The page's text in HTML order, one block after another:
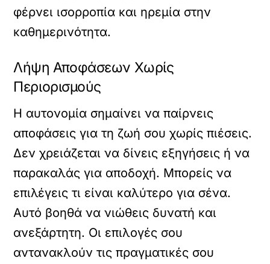
φέρνει ισορροπία και ηρεμία στην
καθημερινότητα.
Λήψη Αποφάσεων Χωρίς
Περιορισμούς
Η αυτονομία σημαίνει να παίρνεις
αποφάσεις για τη ζωή σου χωρίς πιέσεις.
Δεν χρειάζεται να δίνεις εξηγήσεις ή να
παρακαλάς για αποδοχή. Μπορείς να
επιλέγεις τι είναι καλύτερο για σένα.
Αυτό βοηθά να νιώθεις δυνατή και
ανεξάρτητη. Οι επιλογές σου
αντανακλούν τις πραγματικές σου